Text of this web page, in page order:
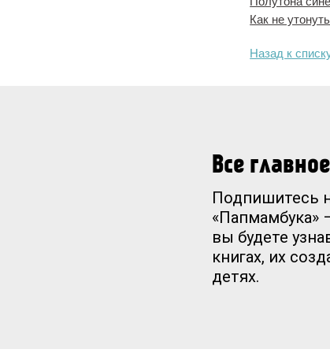
Как не
Назад к
Все
Подпишитесь
вы будете
книгах, их
детях.